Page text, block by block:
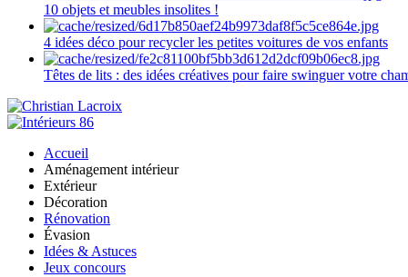
10 objets et meubles insolites !
4 idées déco pour recycler les petites voitures de vos enfants
Têtes de lits : des idées créatives pour faire swinguer votre
Accueil
Aménagement intérieur
Extérieur
Décoration
Rénovation
Évasion
Idées & Astuces
Jeux concours